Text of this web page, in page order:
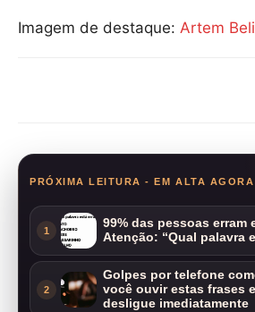
Imagem de destaque: Artem
PRÓXIMA LEITURA - EM ALTA AGORA
1
99% das pessoas erram
Atenção: “Qual palavra
2
Golpes por telefone
você ouvir estas frases
desligue imediatamente